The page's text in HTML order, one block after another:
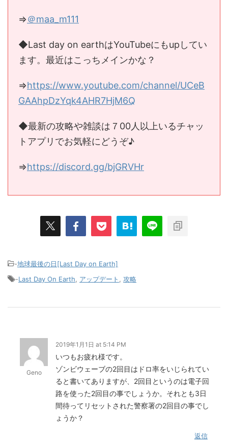
⇒＠maa_m111
◆Last day on earthはYouTubeにもupしてい
ます。最近はこっちメインかな？
⇒https://www.youtube.com/channel/UCeB
GAAhpDzYqk4AHR7HjM6Q
◆最新の攻略や雑談は７00人以上いるチャッ
トアプリでお気軽にどうぞ♪
⇒https://discord.gg/bjGRVHr
-地球最後の日[Last Day on Earth]
-Last Day On Earth アップデート 攻略
Geno
2019年1月1日 at 5:14 PM
いつもお疲れ様です。
ゾンビウェーブの2回目はドロ率をいじられてい
ると書いてありますが、2回目というのは電子回
路を使った2回目の事でしょうか。それとも3日
間待ってリセットされた警察署の2回目の事でし
ょうか？
返信